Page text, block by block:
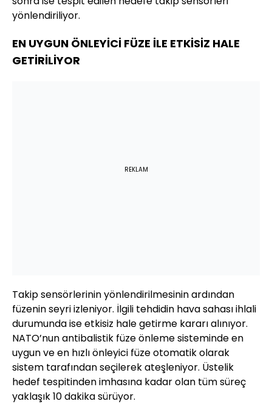
yönlendiriliyor.
EN UYGUN ÖNLEYİCİ FÜZE İLE ETKİSİZ HALE
GETİRİLİYOR
REKLAM
Takip sensörlerinin yönlendirilmesinin ardından
füzenin seyri izleniyor. İlgili tehdidin hava sahası ihlali
durumunda ise etkisiz hale getirme kararı alınıyor.
NATO’nun antibalistik füze önleme sisteminde en
uygun ve en hızlı önleyici füze otomatik olarak
sistem tarafından seçilerek ateşleniyor. Üstelik
hedef tespitinden imhasına kadar olan tüm süreç
yaklaşık 10 dakika sürüyor.